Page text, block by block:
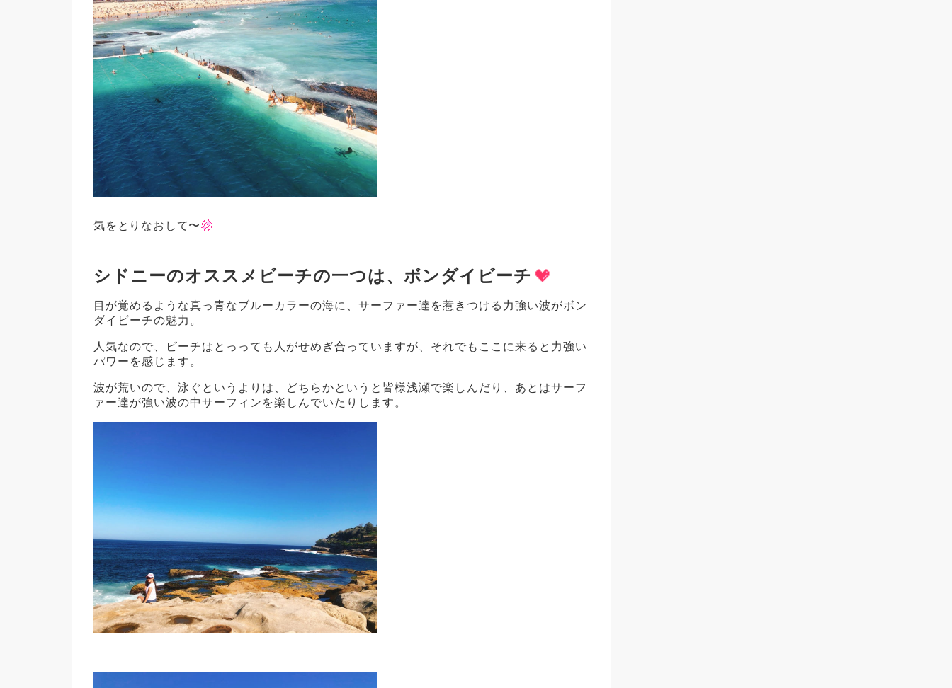
気をとりなおして〜
シドニーのオススメビーチの一つは、ボンダイビーチ
目が覚めるような真っ青なブルーカラーの海に、サーファー達を惹きつける力強い波がボン
ダイビーチの魅力。
人気なので、ビーチはとっっても人がせめぎ合っていますが、それでもここに来ると力強い
パワーを感じます。
波が荒いので、泳ぐというよりは、どちらかというと皆様浅瀬で楽しんだり、あとはサーフ
ァー達が強い波の中サーフィンを楽しんでいたりします。